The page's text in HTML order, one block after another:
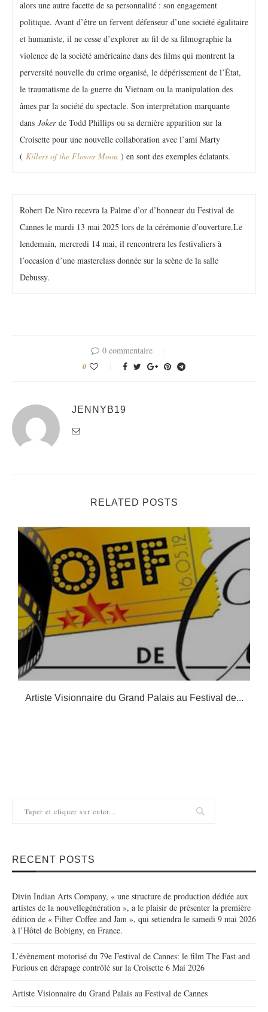
alors une autre facette de sa personnalité : son engagement
politique. Avant d’être un fervent défenseur d’une société égalitaire
et humaniste, il ne cesse d’explorer au fil de sa filmographie la
violence de la société américaine dans des films qui montrent la
perversité nouvelle du crime organisé, le dépérissement de l’État,
le traumatisme de la guerre du Vietnam ou la manipulation des
âmes par la société du spectacle. Son interprétation marquante
dans Jokerde Todd Phillips ou sa dernière apparition sur la
Croisette pour une nouvelle collaboration avec l’ami Marty
( Killers of the Flower Moon ) en sont des exemples éclatants.
Robert De Niro recevra la Palme d’or d’honneur du Festival de
Cannes le mardi 13 mai 2025 lors de la cérémonie d’ouverture.Le
lendemain, mercredi 14 mai, il rencontrera les festivaliers à
l’occasion d’une masterclass donnée sur la scène de la salle
Debussy.
0 commentaire
0
JENNYB19
RELATED POSTS
Artiste Visionnaire du Grand Palais au Festival de...
RECENT POSTS
Divin Indian Arts Company, « une structure de production dédiée aux
artistes de la nouvellegénération », a le plaisir de présenter la première
édition de « Filter Coffee and Jam », qui setiendra le samedi 9 mai 2026
à l’Hôtel de Bobigny, en France.
L’évènement motorisé du 79e Festival de Cannes: le film The Fast and
Furious en dérapage contrôlé sur la Croisette 6 Mai 2026
Artiste Visionnaire du Grand Palais au Festival de Cannes